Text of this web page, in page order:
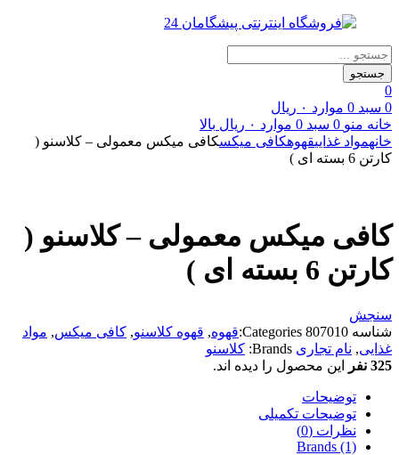
جستجو
0
0 سبد 0 موارد ۰ ریال
خانه منو 0 سبد 0 موارد ۰ ریال بالا
خانهمواد غذاییقهوهکافی میکسکافی میکس معمولی – کلاسنو (
کارتن 6 بسته ای )
کافی میکس معمولی – کلاسنو (
کارتن 6 بسته ای )
سنجش
شناسه 807010
Categories: قهوه, قهوه کلاسنو, کافی میکس, مواد
غذایی, نام تجاری Brands: کلاسنو
325 نفر
این محصول را دیده اند.
توضیحات
توضیحات تکمیلی
نظرات (0)
Brands (1)